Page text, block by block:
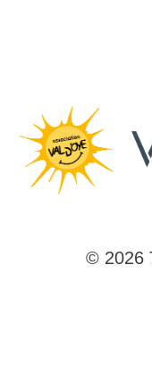
© 2026